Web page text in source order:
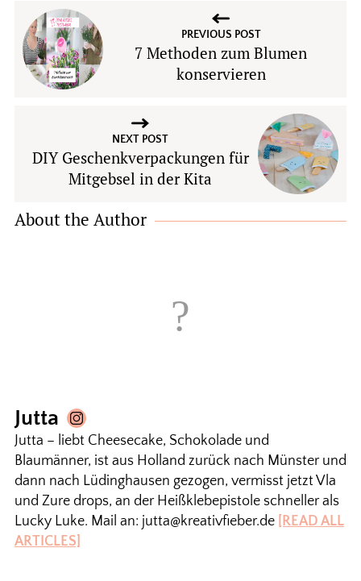
PREVIOUS POST
7 Methoden zum Blumen
konservieren
NEXT POST
DIY Geschenkverpackungen für
Mitgebsel in der Kita
About the Author
Jutta
Jutta – liebt Cheesecake, Schokolade und
Blaumänner, ist aus Holland zurück nach Münster und
dann nach Lüdinghausen gezogen, vermisst jetzt Vla
und Zure drops, an der Heißklebepistole schneller als
Lucky Luke. Mail an: jutta@kreativfieber.de [READ ALL
ARTICLES]